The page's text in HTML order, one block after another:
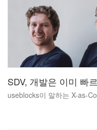
SDV, 개발은 이미 빠
useblocks이 말하는 X-as-